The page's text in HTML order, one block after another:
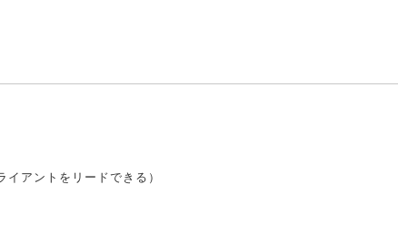
アントをリードできる）